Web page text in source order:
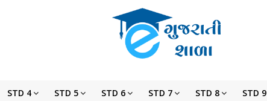
STD 4 STD 5 STD 6 STD 7 STD 8 STD 9